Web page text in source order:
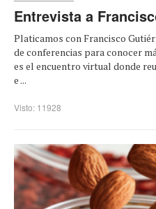
Entrevista a
Platicamos con Francisco
de conferencias para conocer
es el encuentro virtual donde
e ...
Visto: 11928